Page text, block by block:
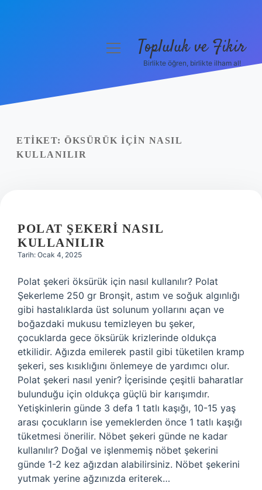
Yasal Uyarı
menüyüTopluluk ve Fikir
Birlikte öğren, birlikte ilham al!
ETIKET: ÖKSÜRÜK IÇIN NASIL
KULLANILIR
POLAT ŞEKERI NASIL
KULLANILIR
Tarih: Ocak 4, 2025
Polat şekeri öksürük için nasıl kullanılır? Polat
Şekerleme 250 gr Bronşit, astım ve soğuk algınlığı
gibi hastalıklarda üst solunum yollarını açan ve
boğazdaki mukusu temizleyen bu şeker,
çocuklarda gece öksürük krizlerinde oldukça
etkilidir. Ağızda emilerek pastil gibi tüketilen kramp
şekeri, ses kısıklığını önlemeye de yardımcı olur.
Polat şekeri nasıl yenir? İçerisinde çeşitli baharatlar
bulunduğu için oldukça güçlü bir karışımdır.
Yetişkinlerin günde 3 defa 1 tatlı kaşığı, 10-15 yaş
arası çocukların ise yemeklerden önce 1 tatlı kaşığı
tüketmesi önerilir. Nöbet şekeri günde ne kadar
kullanılır? Doğal ve işlenmemiş nöbet şekerini
günde 1-2 kez ağızdan alabilirsiniz. Nöbet şekerini
yutmak yerine ağzınızda eriterek…